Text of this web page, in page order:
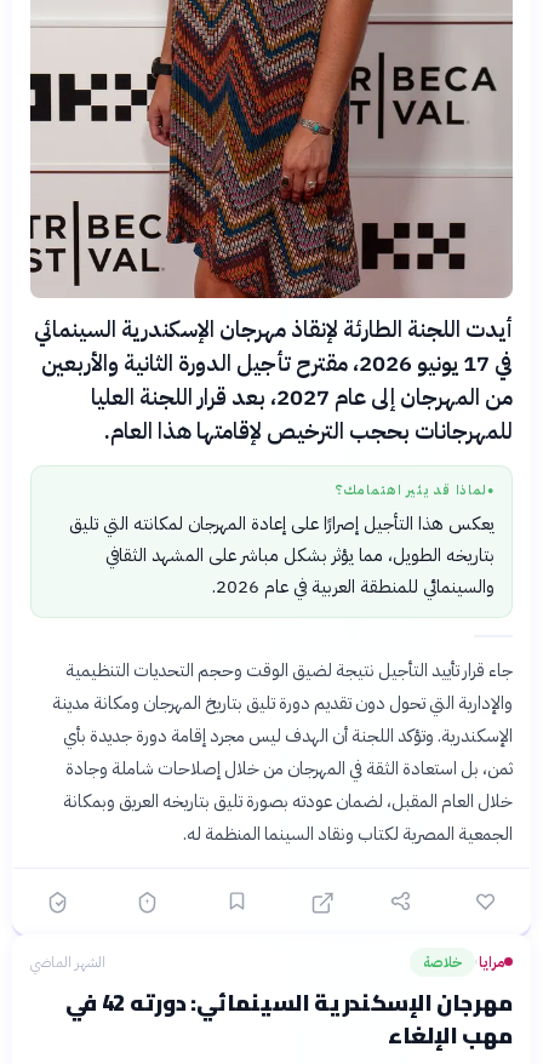
أيدت اللجنة الطارئة لإنقاذ مهرجان الإسكندرية السينمائي
في 17 يونيو 2026، مقترح تأجيل الدورة الثانية والأربعين
من المهرجان إلى عام 2027، بعد قرار اللجنة العليا
للمهرجانات بحجب الترخيص لإقامتها هذا العام.
● لماذا قد يثير اهتمامك؟
يعكس هذا التأجيل إصرارًا على إعادة المهرجان لمكانته التي تليق
بتاريخه الطويل، مما يؤثر بشكل مباشر على المشهد الثقافي
والسينمائي للمنطقة العربية في عام 2026.
جاء قرار تأييد التأجيل نتيجة لضيق الوقت وحجم التحديات التنظيمية
والإدارية التي تحول دون تقديم دورة تليق بتاريخ المهرجان ومكانة مدينة
الإسكندرية. وتؤكد اللجنة أن الهدف ليس مجرد إقامة دورة جديدة بأي
ثمن، بل استعادة الثقة في المهرجان من خلال إصلاحات شاملة وجادة
خلال العام المقبل، لضمان عودته بصورة تليق بتاريخه العريق وبمكانة
الجمعية المصرية لكتاب ونقاد السينما المنظمة له.
مرايا› خلاصة الشهر الماضي
مهرجان الإسكندرية السينمائي: دورته 42 في
مهب الإلغاء